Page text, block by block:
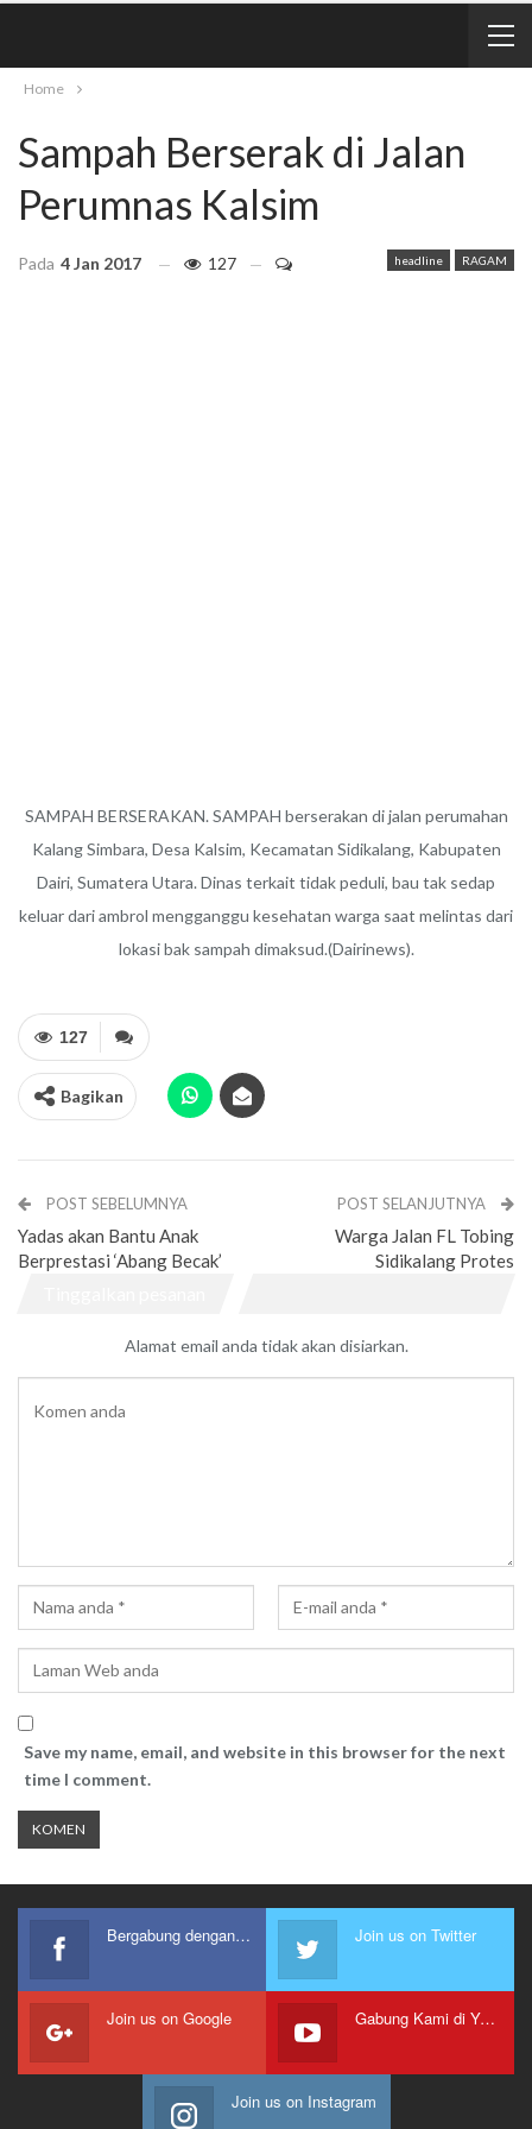
Home
Sampah Berserak di Jalan
Perumnas Kalsim
headline RAGAM
Pada 4 Jan 2017 127
SAMPAH BERSERAKAN. SAMPAH berserakan di jalan perumahan
Kalang Simbara, Desa Kalsim, Kecamatan Sidikalang, Kabupaten
Dairi, Sumatera Utara. Dinas terkait tidak peduli, bau tak sedap
keluar dari ambrol mengganggu kesehatan warga saat melintas dari
lokasi bak sampah dimaksud.(Dairinews).
127
Bagikan
POST SEBELUMNYA
Yadas akan Bantu Anak
Berprestasi ‘Abang Becak’
POST SELANJUTNYA
Warga Jalan FL Tobing
Sidikalang Protes
Alamat email anda tidak akan disiarkan.
Save my name, email, and website in this browser for the next
time I comment.
Bergabung dengan kami Join us on Twitter
Join us on Google Gabung Kami di Youtube
Join us on Instagram